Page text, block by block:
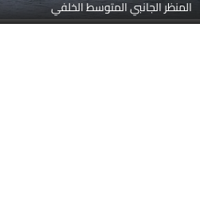
المنظر الجانبي المتوسط الخلفي